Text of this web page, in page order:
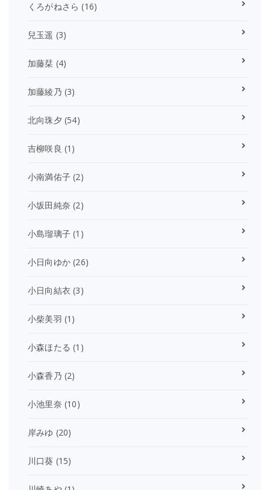
くろがねさら (16)
兒玉遥 (3)
加藤栞 (4)
加藤綾乃 (3)
北向珠夕 (54)
吉柳咲良 (1)
小南満佑子 (2)
小坂田純奈 (2)
小島瑠璃子 (1)
小日向ゆか (26)
小日向結衣 (3)
小柴美羽 (1)
小森ほたる (1)
小森香乃 (2)
小池里奈 (10)
岸みゆ (20)
川口葵 (15)